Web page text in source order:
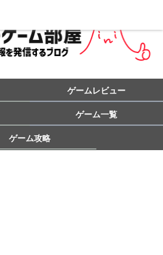
ゲームレビュー
ゲーム一覧
ゲーム攻略